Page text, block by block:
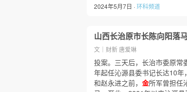
2024年5月7日 ·环科频道
山西长治原市长陈向阳落
文｜财新 唐爱琳
投案。三天后，长治市委原常
年起任沁源县委书记长达10
和赵永进之前， 金所军曾担任